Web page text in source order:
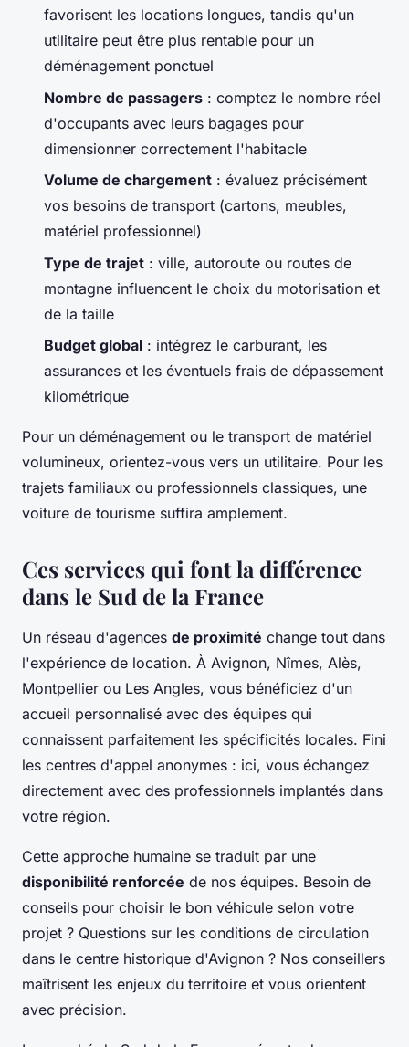
favorisent les locations longues, tandis qu'un
utilitaire peut être plus rentable pour un
déménagement ponctuel
Nombre de passagers : comptez le nombre réel
d'occupants avec leurs bagages pour
dimensionner correctement l'habitacle
Volume de chargement : évaluez précisément
vos besoins de transport (cartons, meubles,
matériel professionnel)
Type de trajet : ville, autoroute ou routes de
montagne influencent le choix du motorisation et
de la taille
Budget global : intégrez le carburant, les
assurances et les éventuels frais de dépassement
kilométrique
Pour un déménagement ou le transport de matériel
volumineux, orientez-vous vers un utilitaire. Pour les
trajets familiaux ou professionnels classiques, une
voiture de tourisme suffira amplement.
Ces services qui font la différence
dans le Sud de la France
Un réseau d'agences de proximité change tout dans
l'expérience de location. À Avignon, Nîmes, Alès,
Montpellier ou Les Angles, vous bénéficiez d'un
accueil personnalisé avec des équipes qui
connaissent parfaitement les spécificités locales. Fini
les centres d'appel anonymes : ici, vous échangez
directement avec des professionnels implantés dans
votre région.
Cette approche humaine se traduit par une
disponibilité renforcée de nos équipes. Besoin de
conseils pour choisir le bon véhicule selon votre
projet ? Questions sur les conditions de circulation
dans le centre historique d'Avignon ? Nos conseillers
maîtrisent les enjeux du territoire et vous orientent
avec précision.